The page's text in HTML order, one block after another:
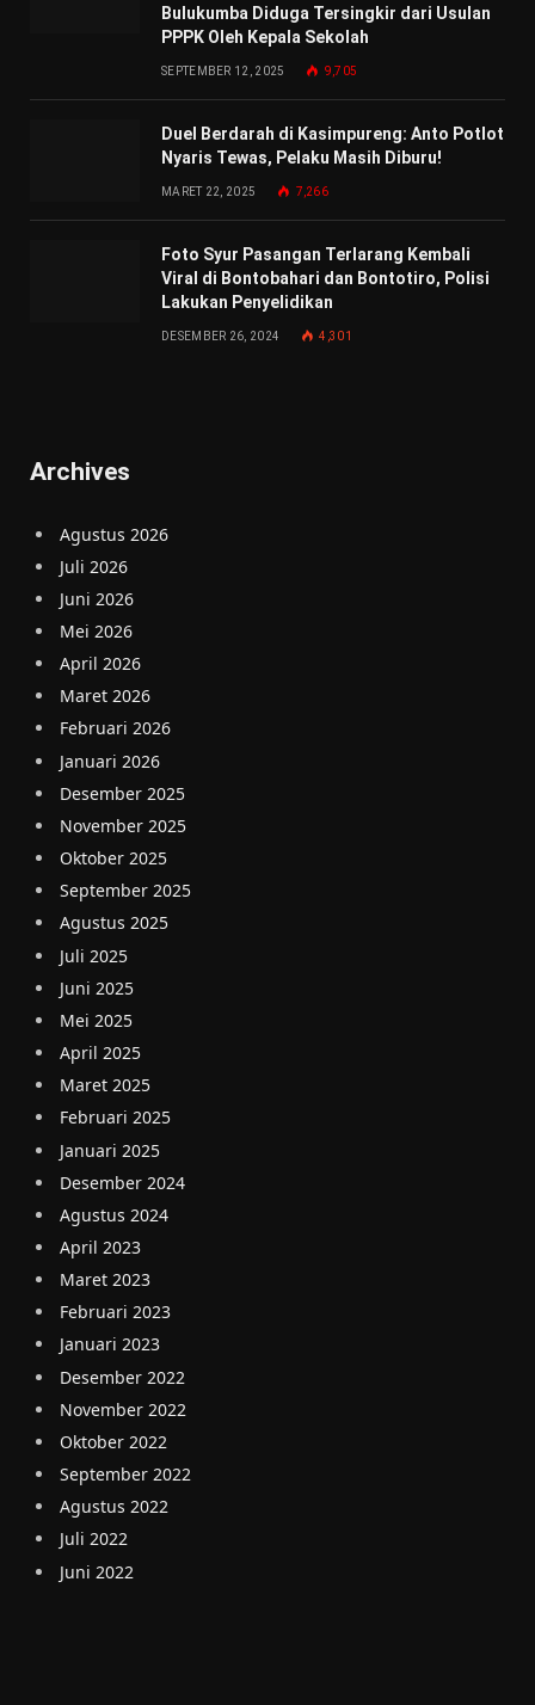
Bulukumba Diduga Tersingkir dari Usulan
PPPK Oleh Kepala Sekolah
SEPTEMBER 12, 2025 9,705
Duel Berdarah di Kasimpureng: Anto Potlot
Nyaris Tewas, Pelaku Masih Diburu!
MARET 22, 2025 7,266
Foto Syur Pasangan Terlarang Kembali
Viral di Bontobahari dan Bontotiro, Polisi
Lakukan Penyelidikan
DESEMBER 26, 2024 4,301
Archives
Agustus 2026
Juli 2026
Juni 2026
Mei 2026
April 2026
Maret 2026
Februari 2026
Januari 2026
Desember 2025
November 2025
Oktober 2025
September 2025
Agustus 2025
Juli 2025
Juni 2025
Mei 2025
April 2025
Maret 2025
Februari 2025
Januari 2025
Desember 2024
Agustus 2024
April 2023
Maret 2023
Februari 2023
Januari 2023
Desember 2022
November 2022
Oktober 2022
September 2022
Agustus 2022
Juli 2022
Juni 2022